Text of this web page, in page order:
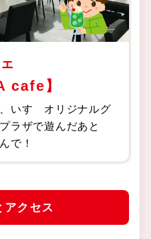
cafe】
いすゞオリジナルグ
ラザで遊んだあと
で！
アクセス